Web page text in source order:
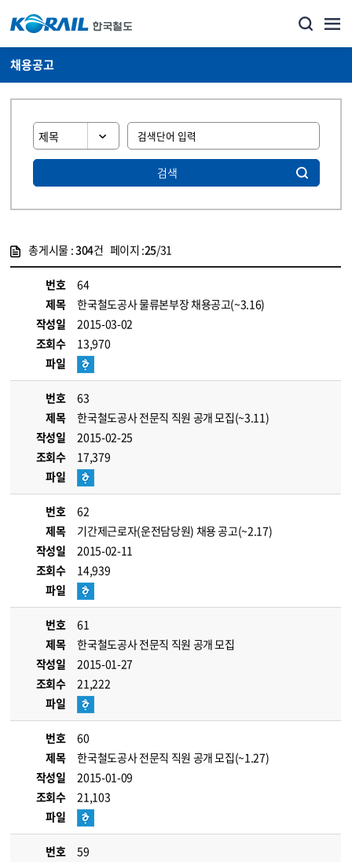
채용공고
검색
총게시물 :304건 페이지 :25/31
번호
64
제목
한국철도공사 물류본부장 채용공고(~3.16)
작성일
2015-03-02
조회수
13,970
파일
번호
63
제목
한국철도공사 전문직 직원 공개 모집(~3.11)
작성일
2015-02-25
조회수
17,379
파일
번호
62
제목
기간제근로자(운전담당원) 채용 공고(~2.17)
작성일
2015-02-11
조회수
14,939
파일
번호
61
제목
한국철도공사 전문직 직원 공개 모집
작성일
2015-01-27
조회수
21,222
파일
번호
60
제목
한국철도공사 전문직 직원 공개 모집(~1.27)
작성일
2015-01-09
조회수
21,103
파일
번호
59